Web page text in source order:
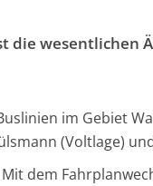
die wesentlichen
im Gebiet
(Voltlage)
Mit dem